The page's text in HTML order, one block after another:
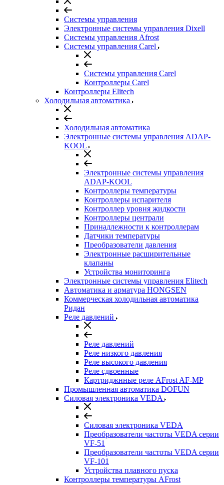
Системы управления
Электронные системы управления Dixell
Системы управления Afrost
Системы управления Carel
Системы управления Carel
Контроллеры Carel
Контроллеры Elitech
Холодильная автоматика
Холодильная автоматика
Электронные системы управления ADAP-
KOOL
Электронные системы управления
ADAP-KOOL
Контроллеры температуры
Контроллеры испарителя
Контроллер уровня жидкости
Контроллеры централи
Принадлежности к контроллерам
Датчики температуры
Преобразователи давления
Электронные расширительные
клапаны
Устройства мониторинга
Электронные системы управления Elitech
Автоматика и арматура HONGSEN
Коммерческая холодильная автоматика
Ридан
Реле давлений
Реле давлений
Реле низкого давления
Реле высокого давления
Реле сдвоенные
Картриджнные реле AFrost AF-MP
Промышленная автоматика DOFUN
Силовая электроника VEDA
Силовая электроника VEDA
Преобразователи частоты VEDA серии
VF-51
Преобразователи частоты VEDA серии
VF-101
Устройства плавного пуска
Контроллеры температуры AFrost